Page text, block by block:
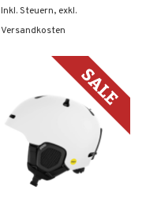
Inkl. Steuern, exkl.
Versandkosten